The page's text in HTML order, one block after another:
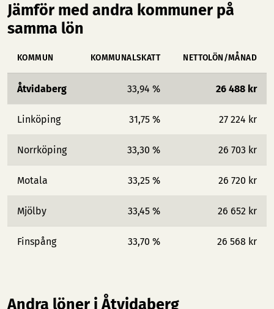
Jämför med andra kommuner på
samma lön
KOMMUN KOMMUNALSKATT NETTOLÖN/MÅNAD
Åtvidaberg 33,94 % 26 488 kr
Linköping 31,75 % 27 224 kr
Norrköping 33,30 % 26 703 kr
Motala 33,25 % 26 720 kr
Mjölby 33,45 % 26 652 kr
Finspång 33,70 % 26 568 kr
Andra löner i Åtvidaberg